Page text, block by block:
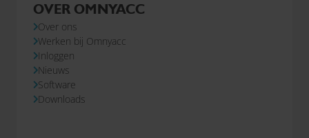
OVER OMNYACC
Over ons
Werken bij Omnyacc
Inloggen
Nieuws
Software
Downloads